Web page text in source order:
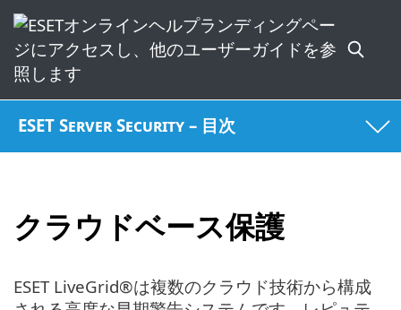
ESET Server Security – 目次
クラウドベース保護
ESET LiveGrid®は複数のクラウド技術から構成